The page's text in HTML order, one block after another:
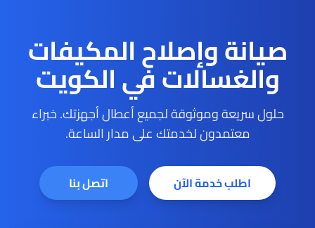
صيانة وإصلاح المكيفات
والغسالات في الكويت
حلول سريعة وموثوقة لجميع أعطال أجهزتك. خبراء
معتمدون لخدمتك على مدار الساعة.
اطلب خدمة الآن اتصل بنا